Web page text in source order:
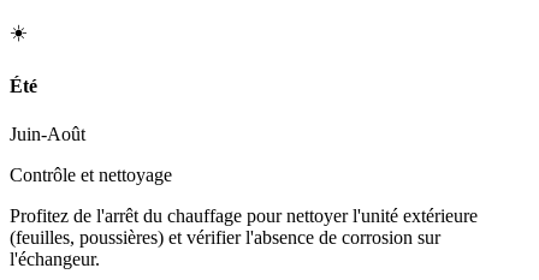
☀️
Été
Juin-Août
Contrôle et nettoyage
Profitez de l'arrêt du chauffage pour nettoyer l'unité extérieure
(feuilles, poussières) et vérifier l'absence de corrosion sur
l'échangeur.